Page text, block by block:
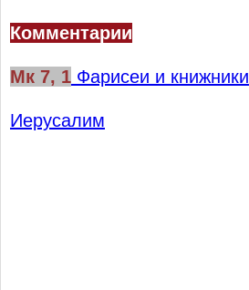
Комментарии
Мк 7, 1 Фарисеи и книжники
Иерусалим